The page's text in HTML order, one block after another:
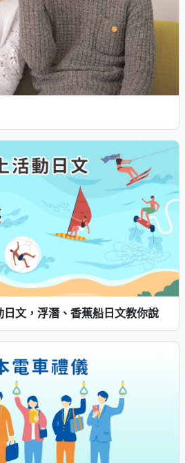
日文，浮潛、香蕉船日文教你說